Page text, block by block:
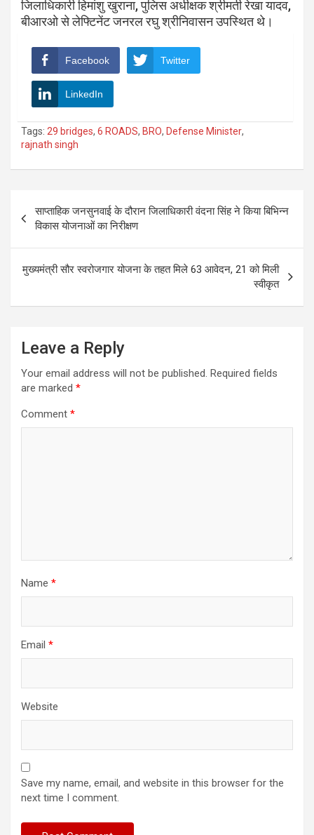
जिलाधिकारी हिमांशु खुराना, पुलिस अधीक्षक श्रीमती रेखा यादव,
बीआरओ से लेफ्टिनेंट जनरल रघु श्रीनिवासन उपस्थित थे।
Facebook Twitter
LinkedIn
Tags: 29 bridges, 6 ROADS, BRO, Defense Minister,
rajnath singh
navigation
साप्ताहिक जनसुनवाई के दौरान जिलाधिकारी वंदना सिंह ने किया बिभिन्न
विकास योजनाओं का निरीक्षण
मुख्यमंत्री सौर स्वरोजगार योजना के तहत मिले 63 आवेदन, 21 को मिली
स्वीकृत
Leave a Reply
Your email address will not be published. Required fields
are marked *
Comment *
Name *
Email *
Website
Save my name, email, and website in this browser for the
next time I comment.